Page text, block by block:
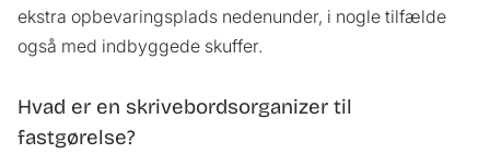
ekstra opbevaringsplads nedenunder, i nogle tilfælde
også med indbyggede skuffer.
Hvad er en skrivebordsorganizer til
fastgørelse?